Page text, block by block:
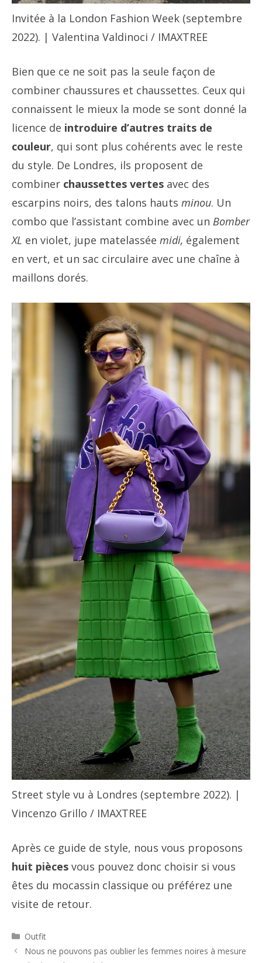
Invitée à la London Fashion Week (septembre
2022). | Valentina Valdinoci / IMAXTREE
Bien que ce ne soit pas la seule façon de
combiner chaussures et chaussettes. Ceux qui
connaissent le mieux la mode se sont donné la
licence de introduire d’autres traits de
couleur, qui sont plus cohérents avec le reste
du style. De Londres, ils proposent de
combiner chaussettes vertes avec des
escarpins noirs, des talons hauts minou. Un
combo que l’assistant combine avec un Bomber
XL en violet, jupe matelassée midi, également
en vert, et un sac circulaire avec une chaîne à
maillons dorés.
Street style vu à Londres (septembre 2022). |
Vincenzo Grillo / IMAXTREE
Après ce guide de style, nous vous proposons
huit pièces vous pouvez donc choisir si vous
êtes du mocassin classique ou préférez une
visite de retour.
Catégories
Outfit
Navigation
Nous ne pouvons pas oublier les femmes noires à mesure